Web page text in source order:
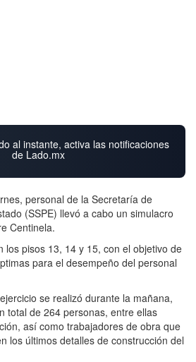
al instante, activa las notificaciones
de Lado.mx
personal de la Secretaría de
(SSPE) llevó a cabo un simulacro
Centinela.
los pisos 13, 14 y 15, con el objetivo de
para el desempeño del personal
se realizó durante la mañana,
total de 264 personas, entre ellas
así como trabajadores de obra que
los últimos detalles de construcción del